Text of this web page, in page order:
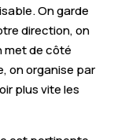
On garde
direction, on
met de côté
on organise par
plus vite les